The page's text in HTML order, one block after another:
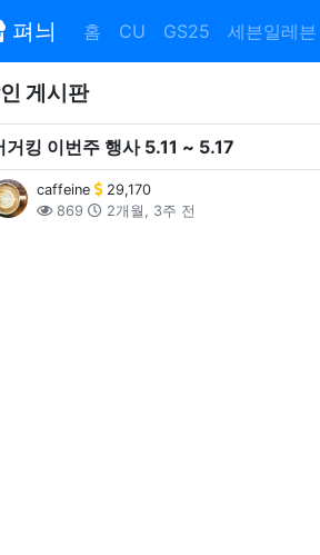
펴늬 홈 CU GS25 세븐일레븐
게시판
거킹 이번주 행사 5.11 ~ 5.17
caffeine
29,170
869
2개월, 3주 전